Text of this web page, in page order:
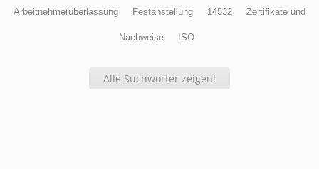
Arbeitnehmerüberlassung Festanstellung 14532 Zertifikate und
Nachweise ISO
Alle Suchwörter zeigen!